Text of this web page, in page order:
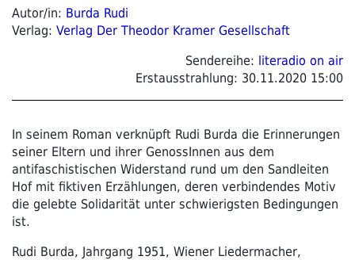
Autor/in: Burda Rudi
Verlag: Verlag Der Theodor Kramer Gesellschaft
Sendereihe: literadio on air
Erstausstrahlung: 30.11.2020 15:00
In seinem Roman verknüpft Rudi Burda die Erinnerungen
seiner Eltern und ihrer GenossInnen aus dem
antifaschistischen Widerstand rund um den Sandleiten
Hof mit fiktiven Erzählungen, deren verbindendes Motiv
die gelebte Solidarität unter schwierigsten Bedingungen
ist.
Rudi Burda, Jahrgang 1951, Wiener Liedermacher,